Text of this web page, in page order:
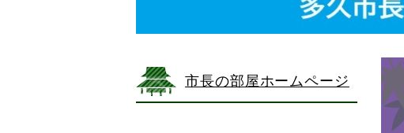
市長の部屋ホームページ
本
文